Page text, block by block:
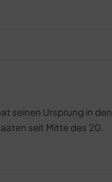
seinen Ursprung in den
seit Mitte des 20.